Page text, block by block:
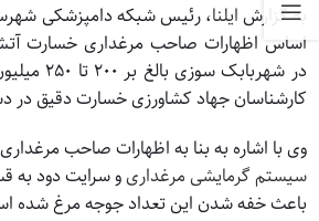
به گزارشایلنا، رئیس شبکه دامپزشکی
اساس اظهارات صاحب مرغداری خسارت
در
کارشناسان جهاد کشاورزی خسارت دقیق
وی با اشاره به بنا به اظهارات صاحب
سیستم گرمایشی مرغداریو سرایت دود به
باعث خفه شدن این تعداد جوجه مرغ شده